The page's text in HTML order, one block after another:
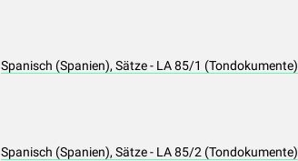
Spanisch (Spanien), Sätze - LA 85/1 (Tondokumente)
Spanisch (Spanien), Sätze - LA 85/2 (Tondokumente)